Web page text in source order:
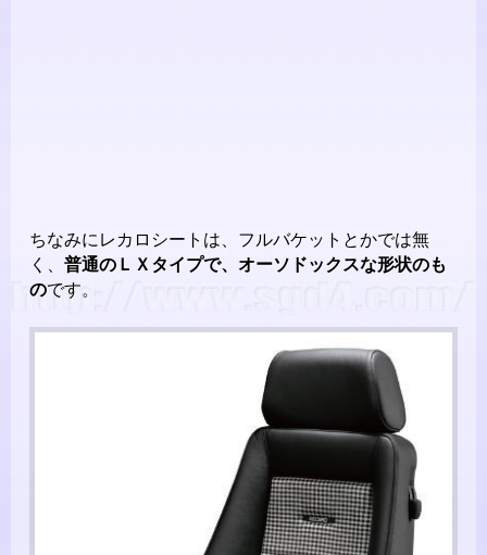
ちなみにレカロシートは、フルバケットとかでは無
く、普通のＬＸタイプで、オーソドックスな形状のも
のです。